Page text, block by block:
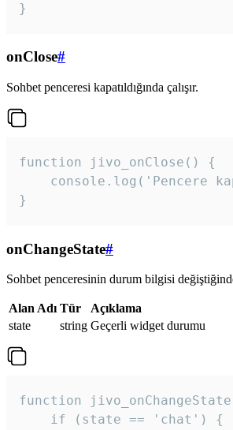
}
onClose#
Sohbet penceresi kapatıldığında çalışır.
function jivo_onClose() {
console.log('Pencere
}
onChangeState#
Sohbet penceresinin durum bilgisi
Alan Adı Tür
Açıklama
state
string Geçerli widget durumu
function
    if (state == 'chat') {